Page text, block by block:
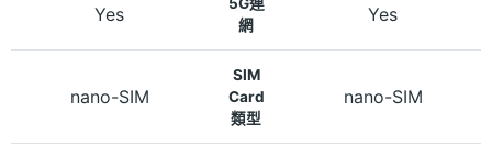
Yes
網
Yes
nano-SIM
SIM
Card
類型
nano-SIM